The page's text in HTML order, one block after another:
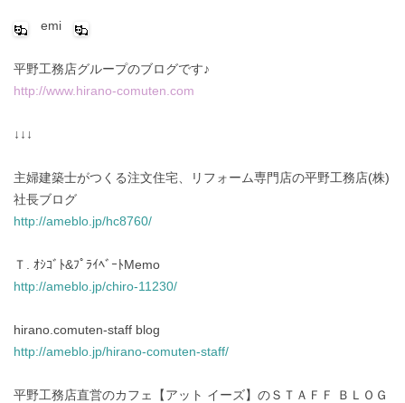
emi
平野工務店グループのブログです♪
http://www.hirano-comuten.com
↓↓↓
主婦建築士がつくる注文住宅、リフォーム専門店の平野工務店(株)
社長ブログ
http://ameblo.jp/hc8760/
Ｔ. ｵｼｺﾞﾄ&ﾌﾟﾗｲﾍﾞｰﾄMemo
http://ameblo.jp/chiro-11230/
hirano.comuten-staff blog
http://ameblo.jp/hirano-comuten-staff/
平野工務店直営のカフェ【アット イーズ】のＳＴＡＦＦ ＢＬＯＧ